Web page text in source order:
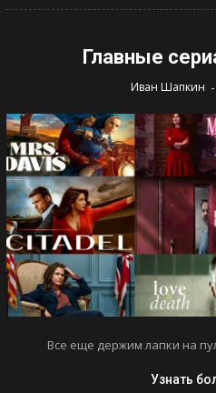
Главные
Иван Шапкин -
Все еще держим лапки на
Узнать